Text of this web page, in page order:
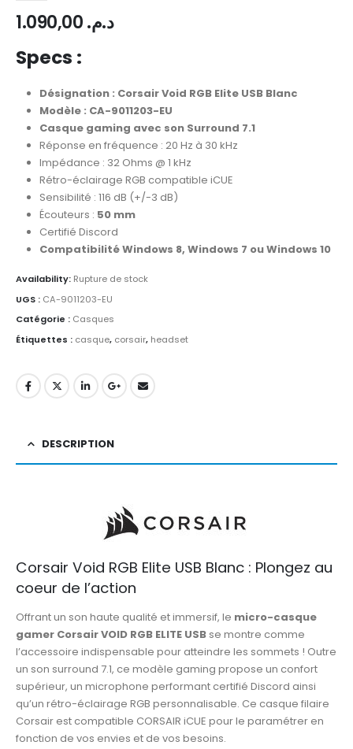
د.م.
Specs :
Désignation : Corsair Void RGB Elite USB Blanc
Modèle : CA-9011203-EU
Casque gaming avec son Surround 7.1
Réponse en fréquence : 20 Hz à 30 kHz
Impédance : 32 Ohms @ 1 kHz
Rétro-éclairage RGB compatible iCUE
Sensibilité : 116 dB (+/-3 dB)
Écouteurs : 50 mm
Certifié Discord
Compatibilité Windows 8, Windows 7 ou Windows 10
Availability: Rupture de stock
UGS : CA-9011203-EU
Catégorie : Casques
Étiquettes : casque, corsair, headset
DESCRIPTION
Corsair Void RGB Elite USB Blanc : Plongez au
coeur de l’action
Offrant un son haute qualité et immersif, le micro-casque
gamer Corsair VOID RGB ELITE USB se montre comme
l’accessoire indispensable pour atteindre les sommets ! Outre
un son surround 7.1, ce modèle gaming propose un confort
supérieur, un microphone performant certifié Discord ainsi
qu’un rétro-éclairage RGB personnalisable. Ce casque filaire
Corsair est compatible CORSAIR iCUE pour le paramétrer en
fonction de vos envies et de vos besoins.